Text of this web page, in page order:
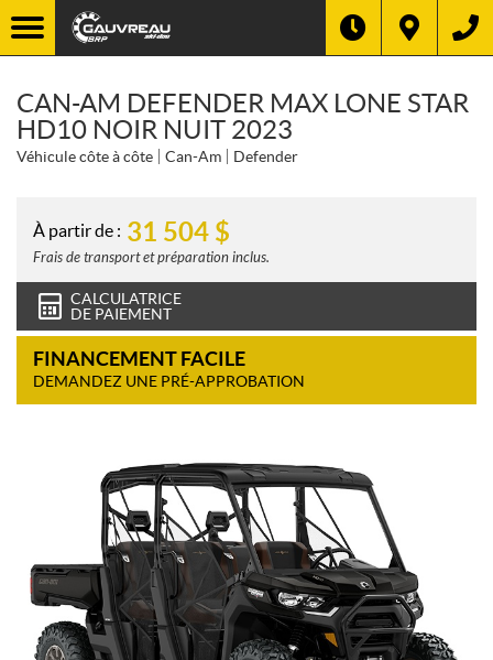
CAN-AM DEFENDER MAX LONE STAR
HD10 NOIR NUIT 2023
Véhicule côte à côte Can-Am Defender
À partir de : 31 504 $
Frais de transport et préparation inclus.
CALCULATRICE
DE PAIEMENT
FINANCEMENT FACILE
DEMANDEZ UNE PRÉ-APPROBATION